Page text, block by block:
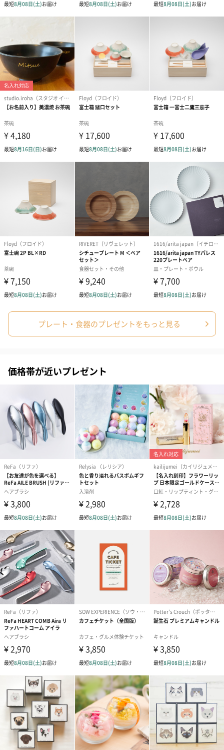
への＋αにおすすめです。
アールグレイ（HAPPY
（660円）
アールグレイティー
フルーツティ
スイーツ
スイーツを同梱してお届けいたします。ギフトへの＋αにおすすめ
です。
ゼリーバウム カット
（レモン＆紅茶）（432
円）
麦わらパンダバウム
（バナナ味）（540円）
3層デザート
ェ〜国産フル
り〜 3号（
スキンケアグッズ
スキンケアグッズを同梱してお届けします。
ハンドクリーム3本セッ
ト【ありがとう】
（1,100円）
シャワージェル＆ハン
ドクリーム（ピンクグ
レープフルーツ）
（2,145円）
シャワージェ
ドクリーム（
ッシュローズ
円）
リラックスグッズ
リラックスグッズを同梱してお届けします。
（ブルー）（748円）
（イエロー）（748円）
【Thank you
円）
ハンドタオル・ハンカチ
プレート・食器のプレゼントをもっと見る
価格帯が近いプレゼント